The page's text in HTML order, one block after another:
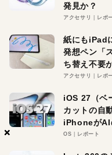
×
×
×
発見か？
アクセサリ レポ
紙にもiPad
発想ペン「
ち替え不要
アクセサリ レポ
iOS 27（ベ
カットの自
iPhoneがAI
OS レポート